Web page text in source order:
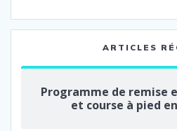
ARTICLES
Programme de remise
et course à pied